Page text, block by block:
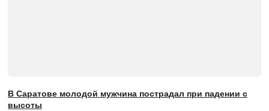
В Саратове молодой мужчина пострадал при падении с
высоты